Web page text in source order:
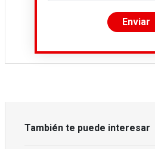
También te puede interesar